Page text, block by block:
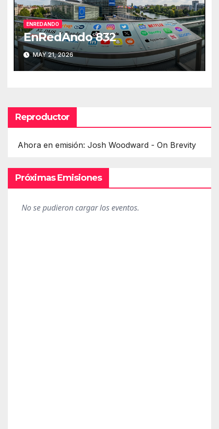
ENREDANDO
EnRedAndo 832
MAY 21, 2026
Reproductor
Ahora en emisión: Josh Woodward - On Brevity
Próximas Emisiones